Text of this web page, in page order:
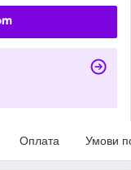
Оплата Умови